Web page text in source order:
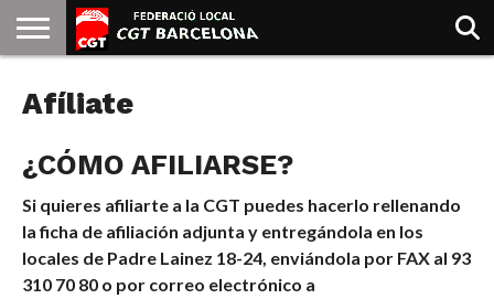
QUIENES
SOMOS
SINDICATOS
SOCIAL
JURIDICA/GUIAS
PRENSA Y
COMUNICACIÓN
FORMACIÓN
BIBLIOTECA
EMMA
RECURSOS
ES
Afíliate
¿CÓMO AFILIARSE?
Si quieres afiliarte a la CGT puedes hacerlo rellenando
la ficha de afiliación adjunta y entregándola en los
locales de Padre Lainez 18-24, enviándola por FAX al 93
310 70 80 o por correo electrónico a